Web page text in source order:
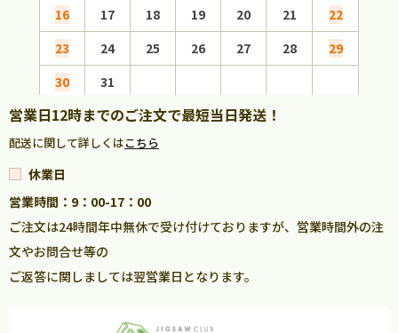
16
17 18 19 20 21
22
23
24 25 26 27 28
29
30
31
営業日12時までのご注文で最短当日発送！
配送に関して詳しくはこちら
休業日
営業時間：9：00-17：00
ご注文は24時間年中無休で受け付けておりますが、営業時間外の注
文やお問合せ等の
ご返答に関しましては翌営業日となります。